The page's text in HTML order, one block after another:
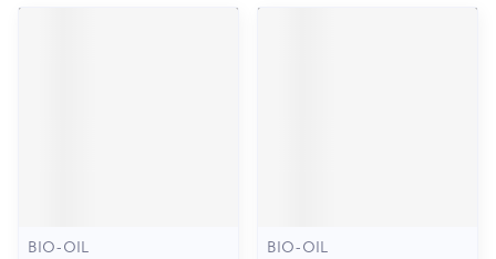
BIO-OIL BIO-OIL